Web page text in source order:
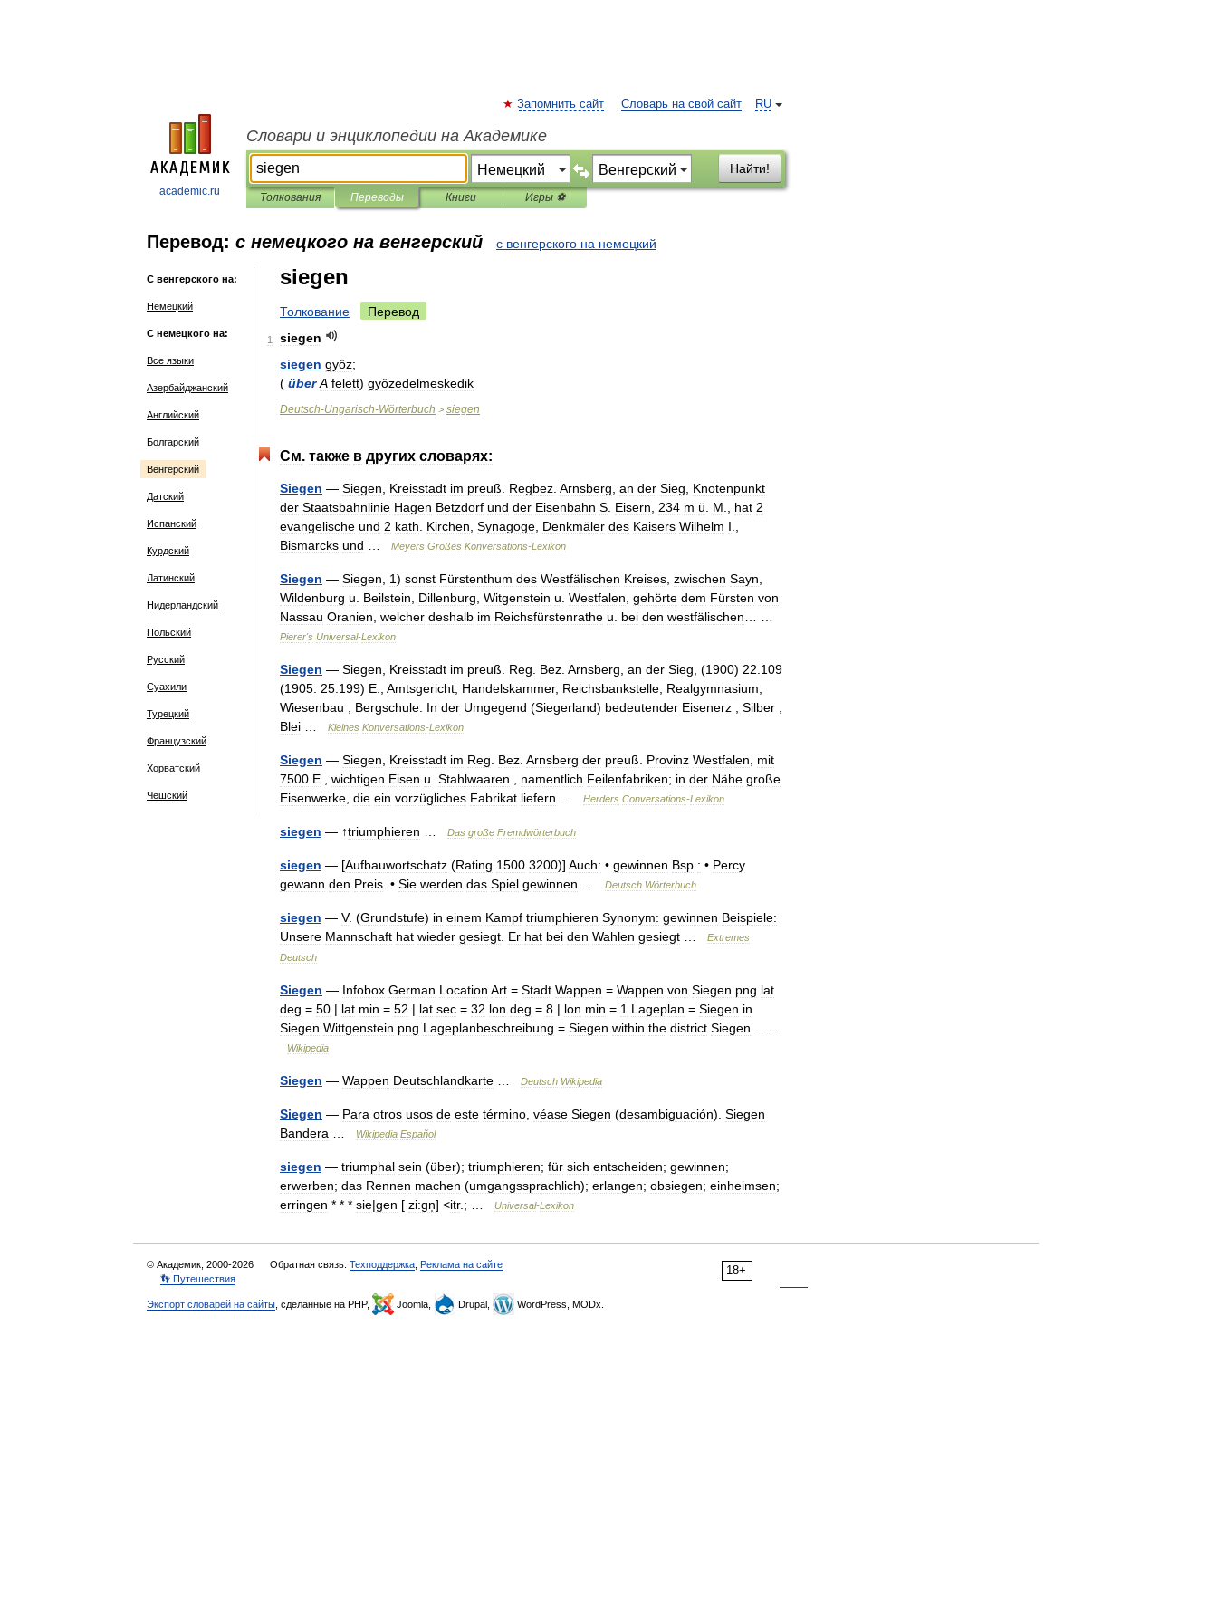
academic.ru
RU
Запомнить сайт Словарь на свой сайт
Словари и энциклопедии на Академике
Найти!
Толкования Переводы Книги Игры ⚽
Перевод: с немецкого на венгерский с венгерского на немецкий
С венгерского на:
Немецкий
С немецкого на:
Все языки
Азербайджанский
Английский
Болгарский
Венгерский
Датский
Испанский
Курдский
Латинский
Нидерландский
Польский
Русский
Суахили
Турецкий
Французский
Хорватский
Чешский
siegen
Толкование Перевод
1
siegen
siegen győz;
( über A felett) győzedelmeskedik
Deutsch-Ungarisch-Wörterbuch > siegen
См. также в других словарях:
Siegen — Siegen Kreisstadt im preuß Regbez Arnsberg an der Sieg
Knotenpunkt
der Staatsbahnlinie Hagen Betzdorf und der Eisenbahn S Eisern 234 m ü M hat 2
evangelische und 2 kath Kirchen Synagoge Denkmäler des Kaisers Wilhelm I
Bismarcks und Meyers Großes Konversations-Lexikon
Siegen — Siegen 1) sonst Fürstenthum des Westfälischen Kreises zwischen Sayn
Wildenburg u Beilstein Dillenburg Witgenstein u Westfalen gehörte dem Fürsten von
Nassau Oranien welcher deshalb im Reichsfürstenrathe u bei den westfälischen
Pierer's Universal-Lexikon
Siegen — Siegen Kreisstadt im preuß Reg Bez Arnsberg an der Sieg , (1900) 22 109
(1905: 25 199) E Amtsgericht Handelskammer, Reichsbankstelle Realgymnasium
Wiesenbau
Bergschule In der Umgegend (Siegerland) bedeutender Eisenerz Silber
Blei
Kleines Konversations-Lexikon
Siegen — Siegen Kreisstadt im Reg Bez Arnsberg der preuß Provinz Westfalen
mit
7500 E wichtigen Eisen u Stahlwaaren namentlich Feilenfabriken; in der Nähe große
Eisenwerke die ein vorzügliches Fabrikat liefern Herders Conversations-Lexikon
siegen — ↑triumphieren Das große Fremdwörterbuch
siegen — [Aufbauwortschatz (Rating 1500 3200)] Auch: • gewinnen Bsp : • Percy
gewann den Preis . • Sie werden das Spiel gewinnen Deutsch Wörterbuch
siegen — V. (Grundstufe) in einem Kampf triumphieren Synonym: gewinnen Beispiele:
Unsere Mannschaft hat wieder gesiegt Er hat bei den Wahlen gesiegt
Extremes
Deutsch
Siegen — Infobox German Location Art = Stadt Wappen = Wappen von Siegen png lat
deg = 50 | lat min = 52 | lat sec = 32 lon deg = 8 | lon min = 1 Lageplan = Siegen in
Siegen Wittgenstein png Lageplanbeschreibung = Siegen within the district Siegen
Wikipedia
Siegen — Wappen Deutschlandkarte Deutsch Wikipedia
Siegen — Para otros usos de este término véase Siegen (desambiguación). Siegen
Bandera
Wikipedia Español
siegen — triumphal sein (über); triumphieren; für sich entscheiden; gewinnen;
erwerben; das Rennen machen (umgangssprachlich); erlangen; obsiegen; einheimsen;
erringen * * * sie|gen [ zi:gn̩] <itr.; … Universal-Lexikon
18+
© Академик, 2000-2026 Обратная связь: Техподдержка Реклама на сайте
👣 Путешествия
Экспорт словарей на сайты , сделанные на PHP, Joomla, Drupal, WordPress, MODx.